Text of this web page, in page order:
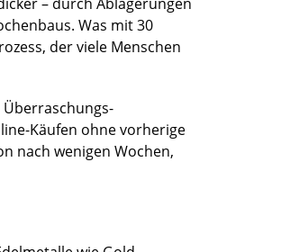
Was mit 30
der viele Menschen
Käufen ohne vorherige
nach wenigen Wochen,